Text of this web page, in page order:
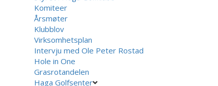
Komiteer
Årsmøter
Klubblov
Virksomhetsplan
Intervju med Ole Peter Rostad
Hole in One
Grasrotandelen
Haga Golfsenter